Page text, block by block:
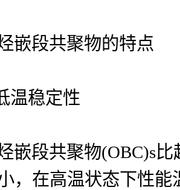
嵌段共聚物的特点
温稳定性
嵌段共聚物(OBC)s
，在高温状态下性